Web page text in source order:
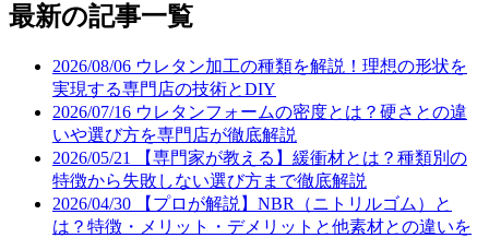
最新の記事一覧
2026/08/06 ウレタン加工の種類を解説！理想の形状を
実現する専門店の技術とDIY
2026/07/16 ウレタンフォームの密度とは？硬さとの違
いや選び方を専門店が徹底解説
2026/05/21
【専門家が教える】緩衝材とは？種類別の
特徴から失敗しない選び方まで徹底解説
2026/04/30
【プロが解説】NBR（ニトリルゴム）と
は？特徴・メリット・デメリットと他素材との違いを